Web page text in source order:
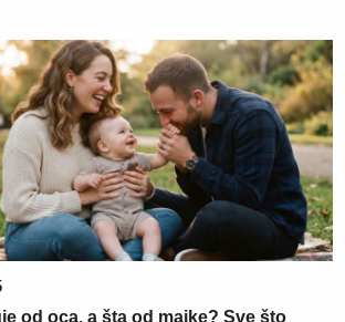
od oca, a šta od majke? Sve što